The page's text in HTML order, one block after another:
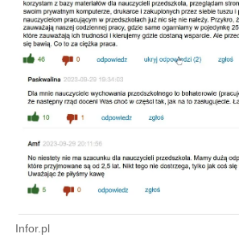
Infor.pl